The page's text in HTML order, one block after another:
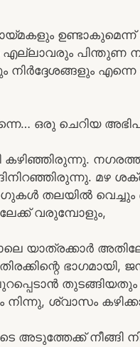
ഉണ്ടാകുമെന്ന്
എല്ലാവരും പിന്തുണ
നിർദ്ദേശങ്ങളും
ഒരു ചെറിയ
മഴ
തലയിൽ വെച്ചും
വരുമ്പോളും,
യാത്രക്കാർ
ഭാഗമായി,
നിന്നു, ശ്വാസം
നീങ്ങി